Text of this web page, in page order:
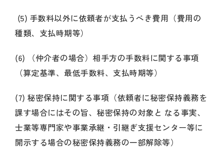
(5) 手数料以外に依頼者が支払うべき費用（費用の
種類、支払時期等）
(6) （仲介者の場合）相手方の手数料に関する事項
（算定基準、最低手数料、支払時期等）
(7) 秘密保持に関する事項（依頼者に秘密保持義務を
課す場合にはその旨、秘密保持の対象と なる事実、
士業等専門家や事業承継・引継ぎ支援センター等に
開示する場合の秘密保持義務の一部解除等）